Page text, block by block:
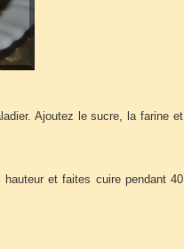
Ajoutez le sucre, la farine et
et faites cuire pendant 40